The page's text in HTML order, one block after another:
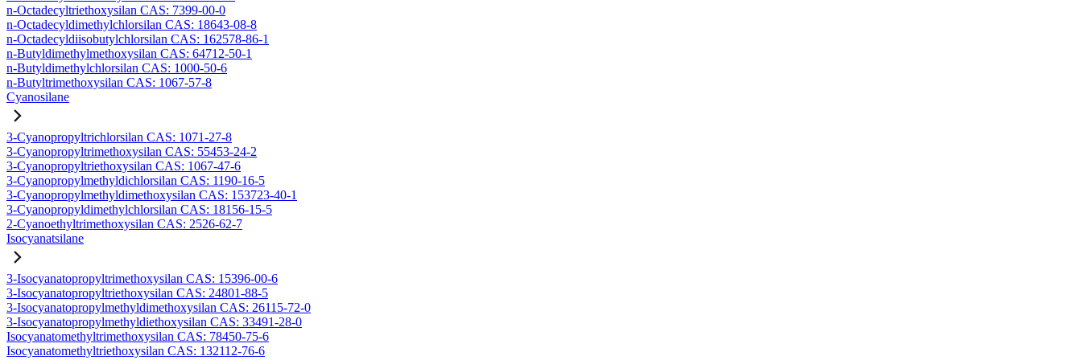
n-Octadecyltriethoxysilan CAS: 7399-00-0
n-Octadecyldimethylchlorsilan CAS: 18643-08-8
n-Octadecyldiisobutylchlorsilan CAS: 162578-86-1
n-Butyldimethylmethoxysilan CAS: 64712-50-1
n-Butyldimethylchlorsilan CAS: 1000-50-6
n-Butyltrimethoxysilan CAS: 1067-57-8
Cyanosilane
3-Cyanopropyltrichlorsilan CAS: 1071-27-8
3-Cyanopropyltrimethoxysilan CAS: 55453-24-2
3-Cyanopropyltriethoxysilan CAS: 1067-47-6
3-Cyanopropylmethyldichlorsilan CAS: 1190-16-5
3-Cyanopropylmethyldimethoxysilan CAS: 153723-40-1
3-Cyanopropyldimethylchlorsilan CAS: 18156-15-5
2-Cyanoethyltrimethoxysilan CAS: 2526-62-7
Isocyanatsilane
3-Isocyanatopropyltrimethoxysilan CAS: 15396-00-6
3-Isocyanatopropyltriethoxysilan CAS: 24801-88-5
3-Isocyanatopropylmethyldimethoxysilan CAS: 26115-72-0
3-Isocyanatopropylmethyldiethoxysilan CAS: 33491-28-0
Isocyanatomethyltrimethoxysilan CAS: 78450-75-6
Isocyanatomethyltriethoxysilan CAS: 132112-76-6